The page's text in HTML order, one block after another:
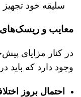
سلیقه خود تجهیز
معایب و ریسک‌های
در کنار مزایای
وجود دارد که باید
احتمال بروز